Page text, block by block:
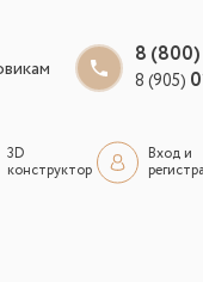
8
8 (905)
3D
конструктор
Вход и